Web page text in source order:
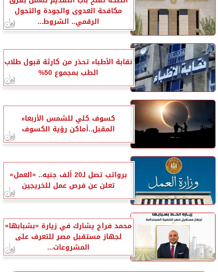
مكافحة العدوى والجودة والتحول
الرقمي.. الشروط...
نقابة الأطباء تحذر من كارثة قبول طلاب
الطب بمجموع 50%
كسوف كلي للشمس الأربعاء
المقبل..أماكن رؤية الكسوف
برواتب تصل لـ20 ألف جنيه.. «العمل»
تعلن عن فرص عمل للخريجين
محمد فراج يشارك في زيارة «بشبابها»
لجهاز مستقبل مصر للتعرف على
المشروعات...